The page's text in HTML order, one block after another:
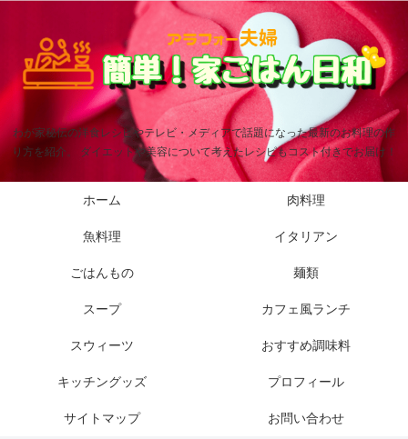
わが家秘伝の洋食レシピやテレビ・メディアで話題になった最新のお料理の作
り方を紹介。 ダイエットや美容について考えたレシピもコスト付きでお届け！
ホーム 肉料理
魚料理 イタリアン
ごはんもの 麺類
スープ カフェ風ランチ
スウィーツ おすすめ調味料
キッチングッズ プロフィール
サイトマップ お問い合わせ